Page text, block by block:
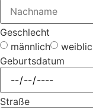
Geschlecht
männlich
Geburtsdatum
Straße